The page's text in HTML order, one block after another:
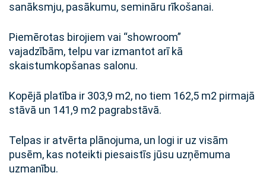
sanāksmju, pasākumu, semināru rīkošanai.
Piemērotas birojiem vai “showroom”
vajadzībām, telpu var izmantot arī kā
skaistumkopšanas salonu.
Kopējā platība ir 303,9 m2, no tiem 162,5 m2 pirmajā
stāvā un 141,9 m2 pagrabstāvā.
Telpas ir atvērta plānojuma, un logi ir uz visām
pusēm, kas noteikti piesaistīs jūsu uzņēmuma
uzmanību.